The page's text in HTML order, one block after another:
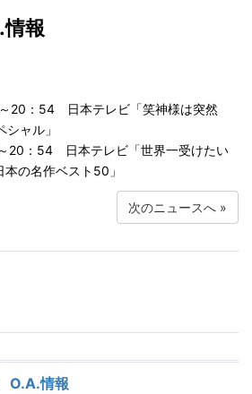
報
20：54 日本テレビ「笑神様は突然
ャル」
20：54 日本テレビ「世界一受けたい
の名作ベスト50」
次のニュースへ »
O.A.情報